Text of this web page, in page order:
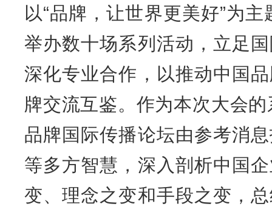
以“品牌，让世界更美好”为
举办数十场系列活动，立足
深化专业合作，以推动中国
牌交流互鉴。作为本次大会
品牌国际传播论坛由参考消
等多方智慧，深入剖析中国
变、理念之变和手段之变，